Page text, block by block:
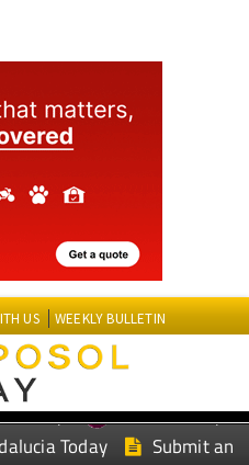
US WEEKLY BULLETIN
Today
Murcia Today
Today
Submit an